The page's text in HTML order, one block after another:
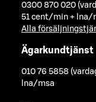
0300 870 020
51 cent/min + lna/
Alla
Ägarkundtjänst
010 76 5858
lna/msa